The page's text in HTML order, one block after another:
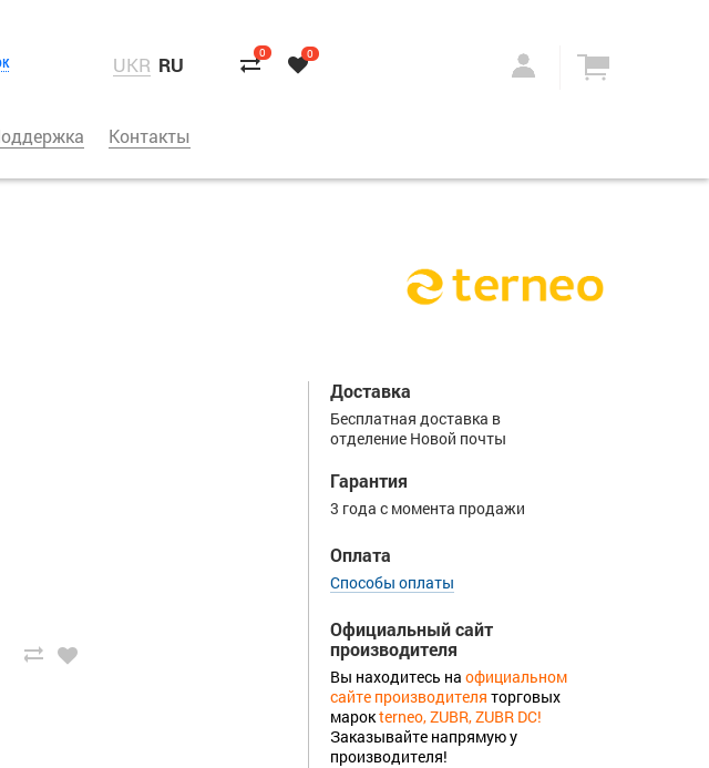
UKR RU 0 0
Контакты
Доставка
Бесплатная доставка в
отделение Новой почты
Гарантия
3 года с момента продажи
Оплата
Способы оплаты
Официальный сайт
производителя
Вы находитесь на официальном
сайте производителя торговых
марокterneo, ZUBR, ZUBR DC!
Заказывайте напрямую у
производителя!